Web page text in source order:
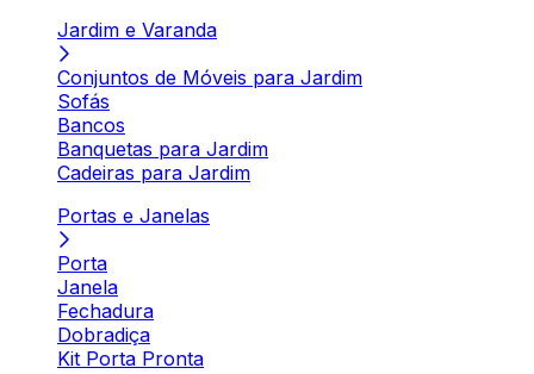
Jardim e Varanda
Conjuntos de Móveis para Jardim
Sofás
Bancos
Banquetas para Jardim
Cadeiras para Jardim
Portas e Janelas
Porta
Janela
Fechadura
Dobradiça
Kit Porta Pronta